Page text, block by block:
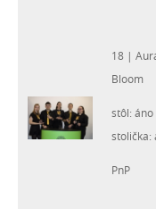
18 |
Bloom
stôl: áno
stolička:
PnP